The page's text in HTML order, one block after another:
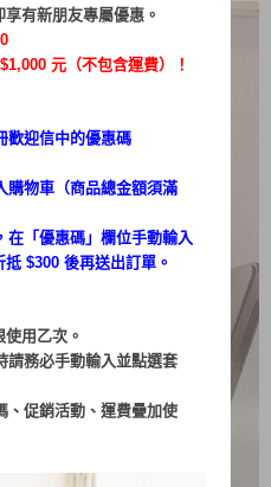
有新朋友專屬優惠。
元（不包含運費）！
歡迎信中的優惠碼
購物車（商品總金額須滿
在「 優惠碼 」欄位手動輸入
$300 後再送出訂單。
用乙次。
請務必手動輸入並點選套
、促銷活動、運費疊加使